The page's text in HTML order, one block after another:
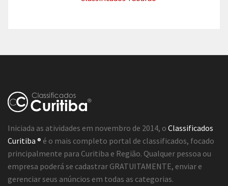
Iniciada as atividades em novembro de 2014, o Classificados
Curitiba ® é o mais completo portal de classificados, focado
principalmente para Curitiba e Região. Qualquer pessoa ou
empresa poderá se cadastrar GRATUITAMENTE, enviar e
gerenciar seus anúncios em todas as categorias.